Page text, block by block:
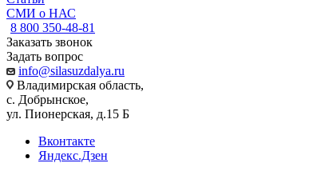
СМИ о НАС
8 800 350-48-81
Заказать звонок
Задать вопрос
info@silasuzdalya.ru
Владимирская область,
с. Добрынское,
ул. Пионерская, д.15 Б
Вконтакте
Яндекс.Дзен